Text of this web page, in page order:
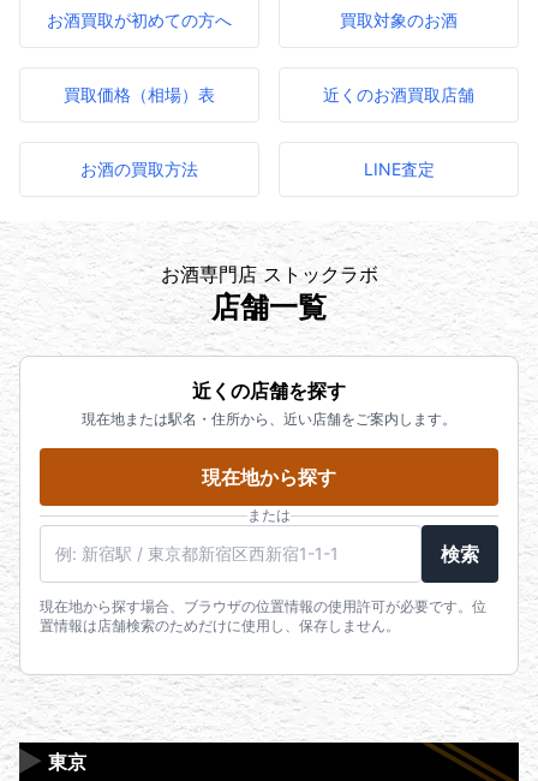
お酒買取が初めての方へ 買取対象のお酒
買取価格（相場）表 近くのお酒買取店舗
お酒の買取方法 LINE査定
お酒専門店 ストックラボ
店舗一覧
近くの店舗を探す
現在地または駅名・住所から、近い店舗をご案内します。
現在地から探す
または
検索
現在地から探す場合、ブラウザの位置情報の使用許可が必要です。位
置情報は店舗検索のためだけに使用し、保存しません。
東京
▶